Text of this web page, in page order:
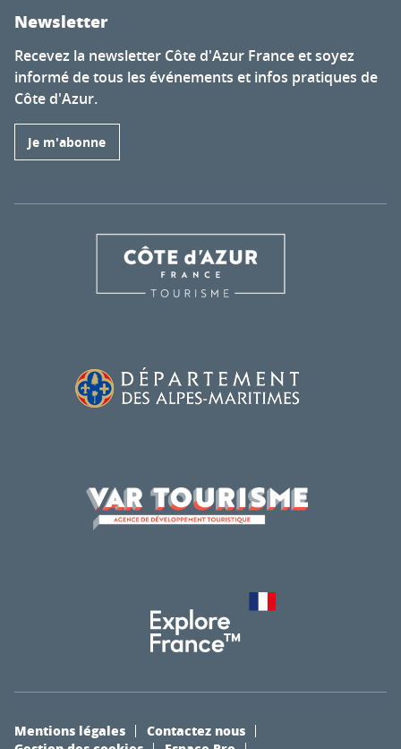
Newsletter
Recevez la newsletter Côte d'Azur France et soyez
informé de tous les événements et infos pratiques de
Côte d'Azur.
Je m'abonne
Mentions légales
Contactez nous